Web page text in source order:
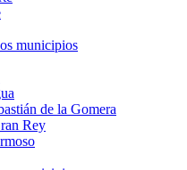
municipios
de la Gomera
Rey